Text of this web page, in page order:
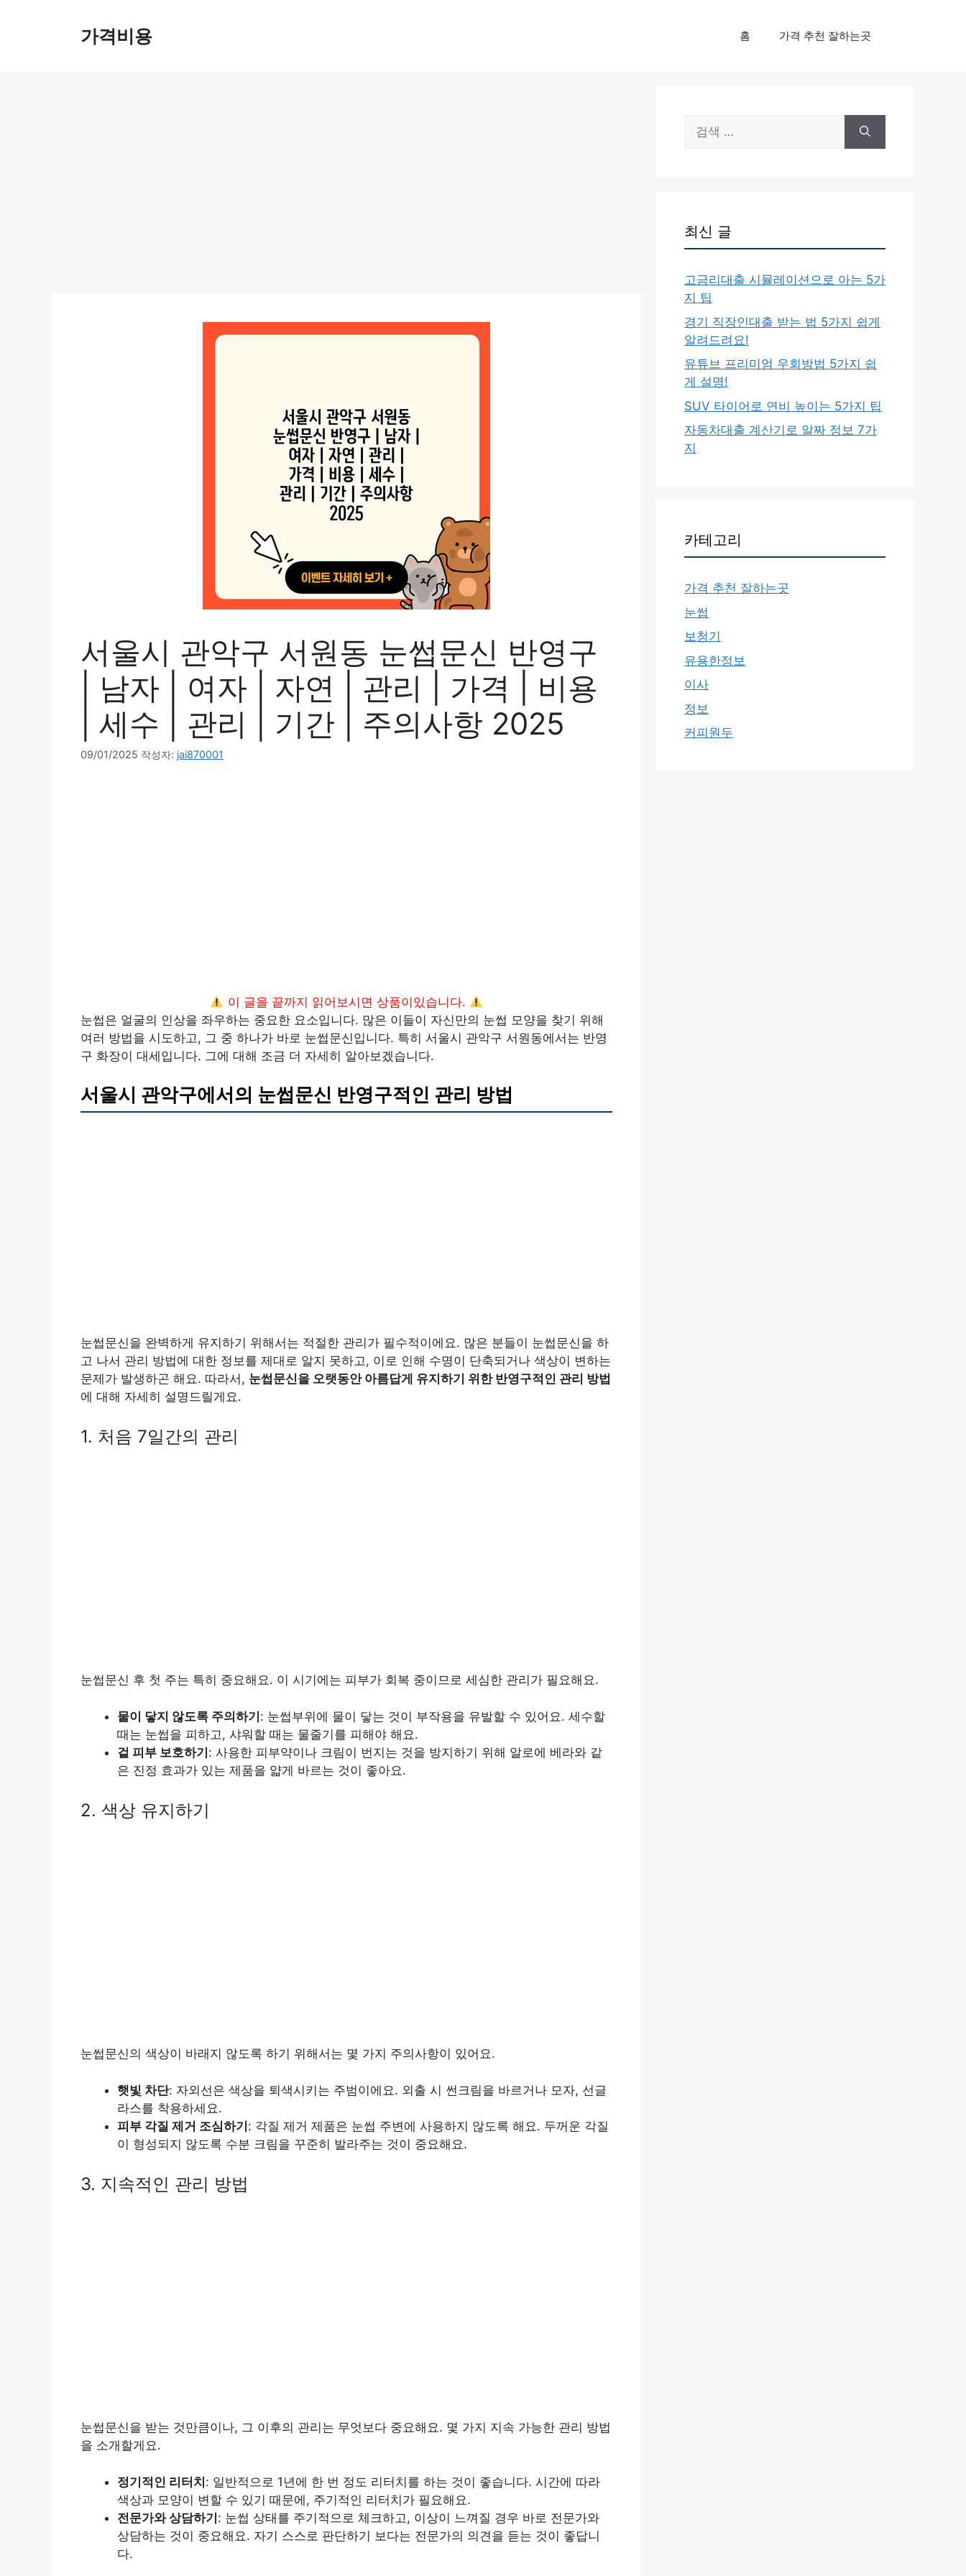
가격비용 홈 가격 추천 잘하는곳
서울시 관악구 서원동 눈썹문신 반영구
| 남자 | 여자 | 자연 | 관리 | 가격 | 비용
| 세수 | 관리 | 기간 | 주의사항 2025
09/01/2025 작성자: jai870001
이 글을 끝까지 읽어보시면 상품이있습니다.
눈썹은 얼굴의 인상을 좌우하는 중요한 요소입니다. 많은 이들이 자신만의 눈썹 모양을 찾기 위해
여러 방법을 시도하고, 그 중 하나가 바로 눈썹문신입니다. 특히 서울시 관악구 서원동에서는 반영
구 화장이 대세입니다. 그에 대해 조금 더 자세히 알아보겠습니다.
서울시 관악구에서의 눈썹문신 반영구적인 관리 방법
눈썹문신을 완벽하게 유지하기 위해서는 적절한 관리가 필수적이에요. 많은 분들이 눈썹문신을 하
고 나서 관리 방법에 대한 정보를 제대로 알지 못하고, 이로 인해 수명이 단축되거나 색상이 변하는
문제가 발생하곤 해요. 따라서, 눈썹문신을 오랫동안 아름답게 유지하기 위한 반영구적인 관리 방법
에 대해 자세히 설명드릴게요.
1. 처음 7일간의 관리
눈썹문신 후 첫 주는 특히 중요해요. 이 시기에는 피부가 회복 중이므로 세심한 관리가 필요해요.
물이 닿지 않도록 주의하기: 눈썹부위에 물이 닿는 것이 부작용을 유발할 수 있어요. 세수할
때는 눈썹을 피하고, 샤워할 때는 물줄기를 피해야 해요.
겉 피부 보호하기: 사용한 피부약이나 크림이 번지는 것을 방지하기 위해 알로에 베라와 같
은 진정 효과가 있는 제품을 얇게 바르는 것이 좋아요.
2. 색상 유지하기
눈썹문신의 색상이 바래지 않도록 하기 위해서는 몇 가지 주의사항이 있어요.
햇빛 차단: 자외선은 색상을 퇴색시키는 주범이에요. 외출 시 썬크림을 바르거나 모자, 선글
라스를 착용하세요.
피부 각질 제거 조심하기: 각질 제거 제품은 눈썹 주변에 사용하지 않도록 해요. 두꺼운 각질
이 형성되지 않도록 수분 크림을 꾸준히 발라주는 것이 중요해요.
3. 지속적인 관리 방법
눈썹문신을 받는 것만큼이나, 그 이후의 관리는 무엇보다 중요해요. 몇 가지 지속 가능한 관리 방법
을 소개할게요.
정기적인 리터치: 일반적으로 1년에 한 번 정도 리터치를 하는 것이 좋습니다. 시간에 따라
색상과 모양이 변할 수 있기 때문에, 주기적인 리터치가 필요해요.
전문가와 상담하기: 눈썹 상태를 주기적으로 체크하고, 이상이 느껴질 경우 바로 전문가와
상담하는 것이 중요해요. 자기 스스로 판단하기 보다는 전문가의 의견을 듣는 것이 좋답니
다.
색:
최신 글
고금리대출 시뮬레이션으로 아는 5가
지 팁
경기 직장인대출 받는 법 5가지 쉽게
알려드려요!
유튜브 프리미엄 우회방법 5가지 쉽
게 설명!
SUV 타이어로 연비 높이는 5가지 팁
자동차대출 계산기로 알짜 정보 7가
지
카테고리
가격 추천 잘하는곳
눈썹
보청기
유용한정보
이사
정보
커피원두